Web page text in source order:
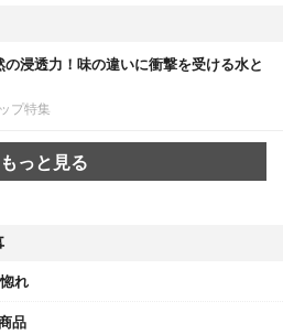
浸透力！味の違いに衝撃を受ける水と
プ特集
もっと見る
れ
品